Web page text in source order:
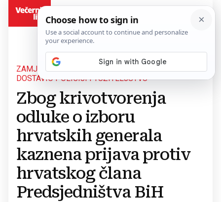
ZAMJENIK MINISTRA OBRANE SLAVEN GALIĆ
DOSTAVIO POLICIJI I TUŽITELJSTVU
Zbog krivotvorenja
odluke o izboru
hrvatskih generala
kaznena prijava protiv
hrvatskog člana
Predsjedništva BiH